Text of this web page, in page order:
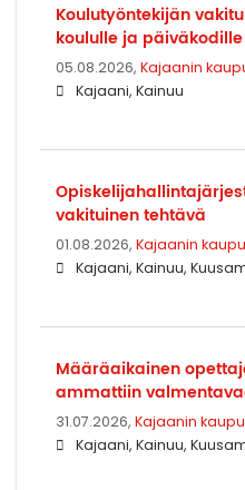
Koulutyöntekijän
koululle ja päiväkodille
05.08.2026, Kajaanin
Kajaani, Kainuu
vakituinen tehtävä
01.08.2026, Kajaanin
Kajaani, Kainuu,
Määräaikainen
ammattiin
31.07.2026, Kajaanin
Kajaani, Kainuu,